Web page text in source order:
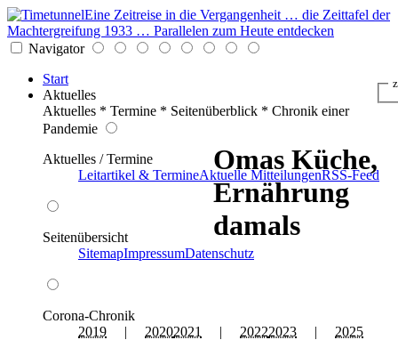
Eine Zeitreise in die Vergangenheit … die Zeittafel der
Machtergreifung 1933 … Parallelen zum Heute entdecken
Navigator
Start
Aktuelles
Aktuelles * Termine * Seitenüberblick * Chronik einer
Pandemie
Aktuelles / Termine
Leitartikel & TermineAktuelle MitteilungenRSS-Feed
Seitenübersicht
SitemapImpressumDatenschutz
Corona-Chronik
2019 | 20202021 | 20222023 | 2025
Omas Küche,
Ernährung
damals